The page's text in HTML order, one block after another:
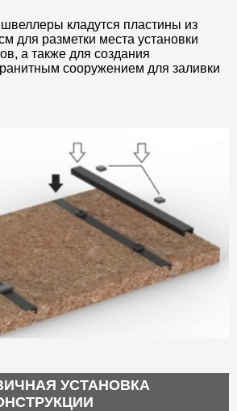
кладутся пластины из
для разметки места установки
а также для создания
сооружением для заливки
УСТАНОВКА